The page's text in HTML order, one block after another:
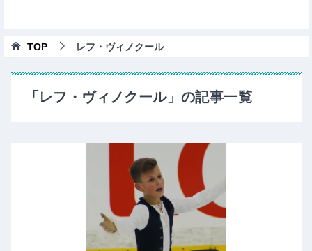
TOP レフ・ヴィノクール
「レフ・ヴィノクール」の記事一覧